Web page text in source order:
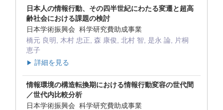
日本人の情報行動、その四半世紀にわたる変遷と超高
齢社会における課題の検討
日本学術振興会 科学研究費助成事業
橋元 良明, 木村 忠正, 森 康俊, 北村 智, 是永 論, 片桐
恵子
▶ 詳細を見る
情報環境の構造転換期における情報行動変容の世代間
／世代内比較分析
日本学術振興会 科学研究費助成事業